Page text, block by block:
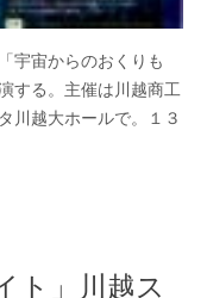
宇宙からのおくりも
する。主催は川越商工
川越大ホールで。１３
ト」川越ス